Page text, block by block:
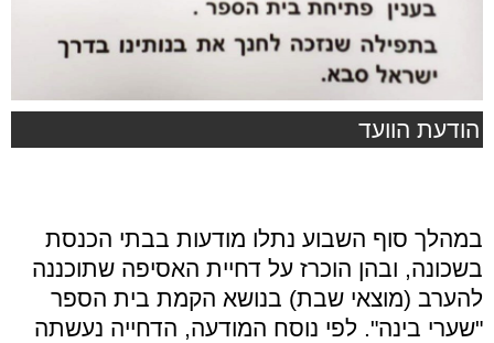
הודעת הוועד
במהלך סוף השבוע נתלו מודעות בבתי הכנסת
בשכונה, ובהן הוכרז על דחיית האסיפה שתוכננה
להערב (מוצאי שבת) בנושא הקמת בית הספר
"שערי בינה". לפי נוסח המודעה, הדחייה נעשתה